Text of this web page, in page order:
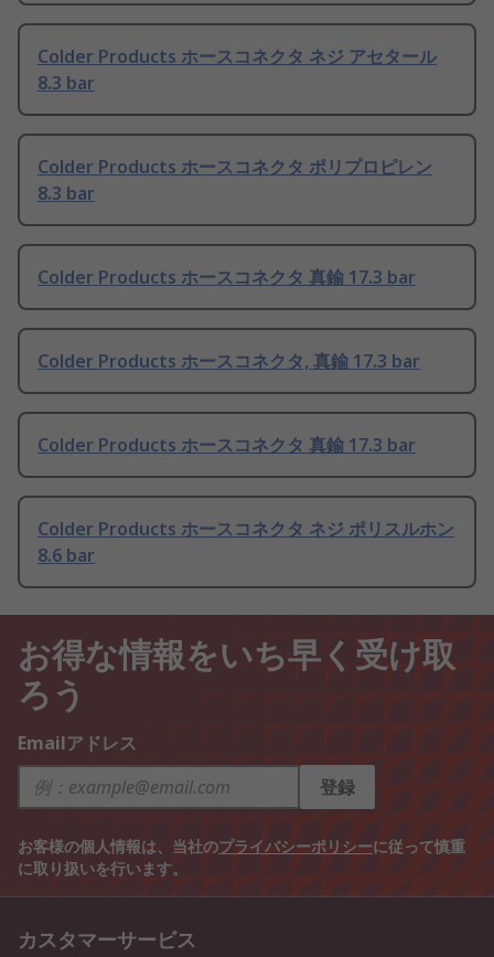
Colder Products ホースコネクタ ネジ アセタール
8.3 bar
Colder Products ホースコネクタ ポリプロピレン
8.3 bar
Colder Products ホースコネクタ 真鍮 17.3 bar
Colder Products ホースコネクタ, 真鍮 17.3 bar
Colder Products ホースコネクタ 真鍮 17.3 bar
Colder Products ホースコネクタ ネジ ポリスルホン
8.6 bar
お得な情報をいち早く受け取
ろう
Emailアドレス
登録
お客様の個人情報は、当社のプライバシーポリシーに従って慎重
に取り扱いを行います。
カスタマーサービス